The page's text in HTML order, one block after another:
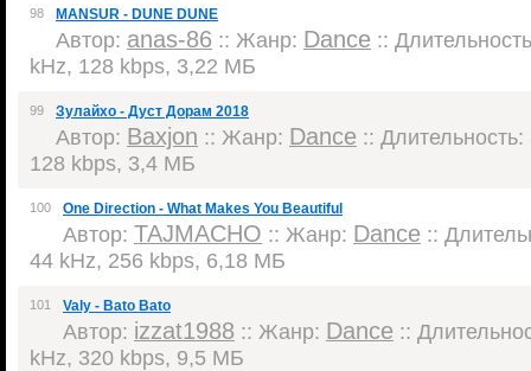
98 MANSUR - DUNE DUNE
Автор: anas-86 :: Жанр: Dance ::
kHz, 128 kbps, 3,22 МБ
99 Зулайхо - Дуст Дорам 2018
Автор: Baxjon :: Жанр: Dance ::
128 kbps, 3,4 МБ
100 One Direction - What Makes You Beautiful
Автор: TAJMACHO :: Жанр: Dance ::
44 kHz, 256 kbps, 6,18 МБ
101 Valy - Bato Bato
Автор: izzat1988 :: Жанр: Dance ::
kHz, 320 kbps, 9,5 МБ